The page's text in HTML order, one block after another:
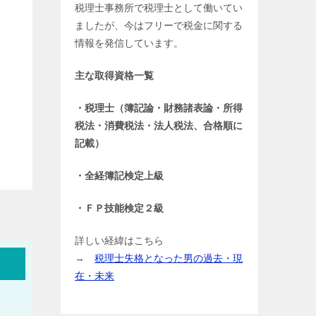
税理士事務所で税理士として働いてい
ましたが、今はフリーで税金に関する
情報を発信しています。
主な取得資格一覧
・税理士（簿記論・財務諸表論・所得
税法・消費税法・法人税法、合格順に
記載）
・全経簿記検定上級
・ＦＰ技能検定２級
詳しい経緯はこちら
→ 税理士失格となった男の過去・現
在・未来